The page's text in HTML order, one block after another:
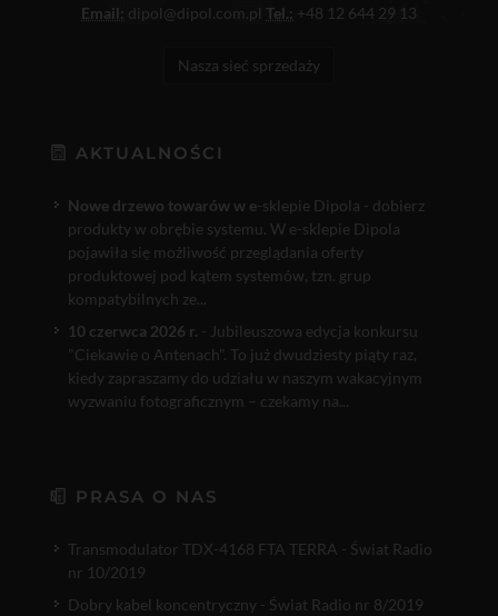
Email: dipol@dipol.com.pl Tel.: +48 12 644 29 13
Nasza sieć sprzedaży
AKTUALNOŚCI
Nowe drzewo towarów w e-sklepie Dipola - dobierz
produkty w obrębie systemu. W e-sklepie Dipola
pojawiła się możliwość przeglądania oferty
produktowej pod kątem systemów, tzn. grup
kompatybilnych ze...
10 czerwca 2026 r. - Jubileuszowa edycja konkursu
"Ciekawie o Antenach". To już dwudziesty piąty raz,
kiedy zapraszamy do udziału w naszym wakacyjnym
wyzwaniu fotograficznym – czekamy na...
PRASA O NAS
Transmodulator TDX-4168 FTA TERRA - Świat Radio
nr 10/2019
Dobry kabel koncentryczny - Świat Radio nr 8/2019